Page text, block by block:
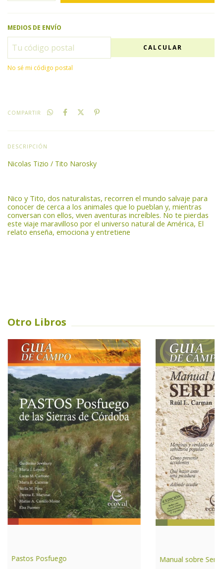
MEDIOS DE ENVÍO
CALCULAR
No sé mi código postal
COMPARTIR
DESCRIPCIÓN
Nicolas Tizio / Tito Narosky
Nico y Tito, dos naturalistas, recorren el mundo salvaje para
conocer de cerca a los animales que lo pueblan y, mientras
conversan con ellos, viven aventuras increíbles. No te pierdas
este viaje maravilloso por el universo natural de América, El
relato enseña, emociona y entretiene
Otro Libros
Pastos Posfuego Manual sobre